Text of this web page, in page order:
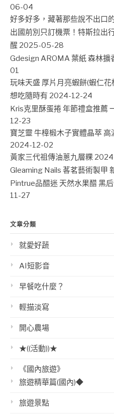
06-04
好多好多，藏著那些說不出口
出國前別只訂機票！特斯拉出
醒 2025-05-28
Gdesign AROMA 葉紙 森林擴
01
玩味天盛 厚片月亮蝦餅(蝦仁
想吃隨時有 2024-12-24
Kris克里酥蛋捲 年節禮盒推薦
12-23
寶芝靈 牛樟椴木子實體晶萃
2024-12-02
黃家三代祖傳油蔥九層粿
Gleaming Nails 茖茗藝術製甲
Pintrue品醋迷 天然水果醋 黑
11-27
文章分類
就愛好蔬
AI短影音
早餐吃什麼？
輕描淡寫
開心農場
★((活動))★
《國內旅遊》
旅遊精華篇(國內)◆
旅遊景點